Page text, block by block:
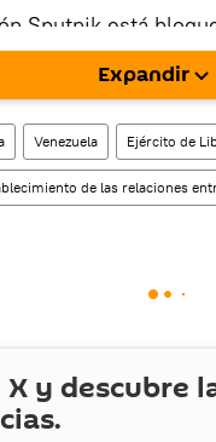
Sputnik está
descargarla e
una cuenta en la
Expandir
Venezuela Ejército de
de las relaciones
X y descubre